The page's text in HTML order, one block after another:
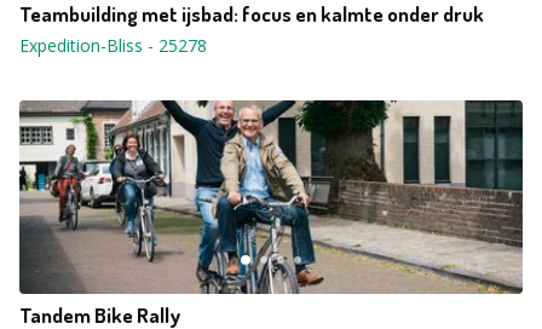
Teambuilding met ijsbad: focus en kalmte onder druk
Expedition-Bliss - 25278
Tandem Bike Rally